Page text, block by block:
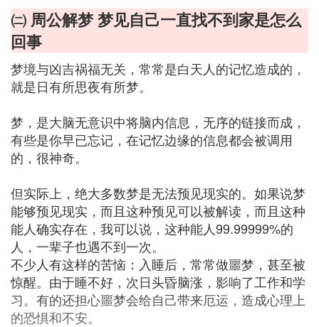
㈡ 周公解梦 梦见自己一直找不到家是怎么
回事
梦境与凶吉祸福无关，常常是白天人的记忆造成的，
就是日有所思夜有所梦。
梦，是大脑无意识中将脑内信息，无序的链接而成，
有些是你早已忘记，在记忆边缘的信息都会被调用
的，很神奇。
但实际上，绝大多数梦是无法预见现实的。如果说梦
能够预见现实，而且这种预见可以被解读，而且这种
能人确实存在，我可以说，这种能人99.99999%的
人，一辈子也遇不到一次。
不少人有这样的苦恼：入睡后，常常做噩梦，甚至被
惊醒。由于睡不好，次日头昏脑涨，影响了工作和学
习。有的还担心噩梦会给自己带来厄运，造成心理上
的恐惧和不安。